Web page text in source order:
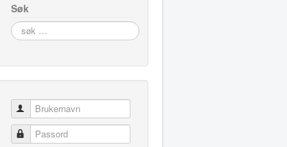
Søk
søk
…
Brukernavn
Passord